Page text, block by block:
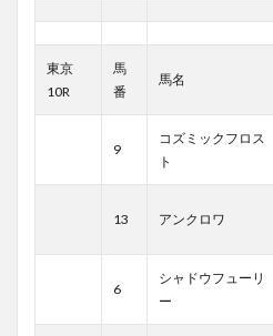
東京
10R
馬
番
馬名
9
コズミックフロス
ト
13 アンクロワ
6
シャドウフューリ
ー